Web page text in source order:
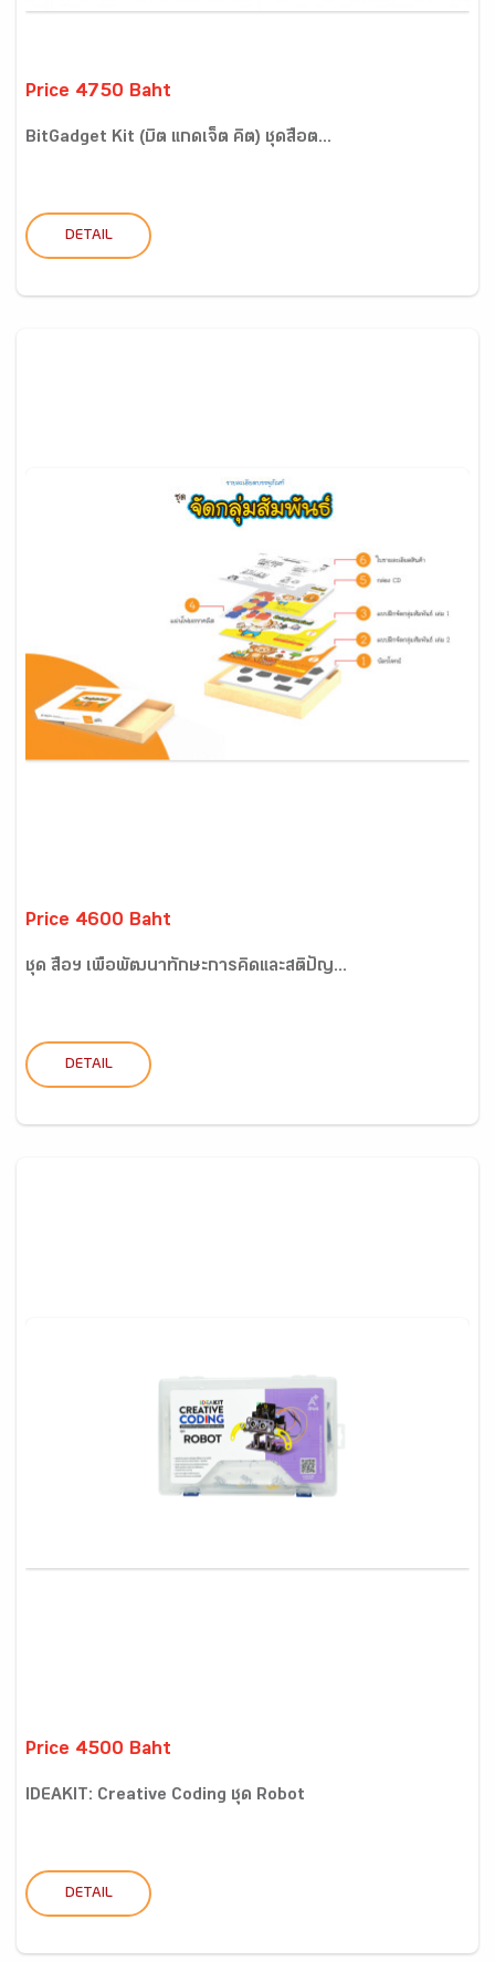
Price 4750 Baht
BitGadget Kit (บิต แกดเจ็ต คิต) ชุดสื่อต...
DETAIL
Price 4600 Baht
ชุด สื่อฯ เพื่อพัฒนาทักษะการคิดและสติปัญ...
DETAIL
Price 4500 Baht
IDEAKIT: Creative Coding ชุด Robot
DETAIL